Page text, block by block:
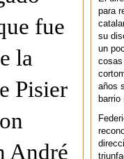
fue
la
Pisier
André
para
su
un
cosas
años